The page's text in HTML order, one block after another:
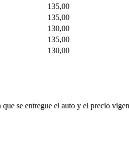
135,00
135,00
130,00
135,00
130,00
se entregue el auto y el precio